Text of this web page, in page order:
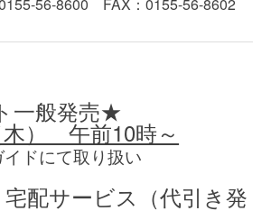
一般発売★
木） 午前10時～
ドにて取り扱い
配サービス（代引き発